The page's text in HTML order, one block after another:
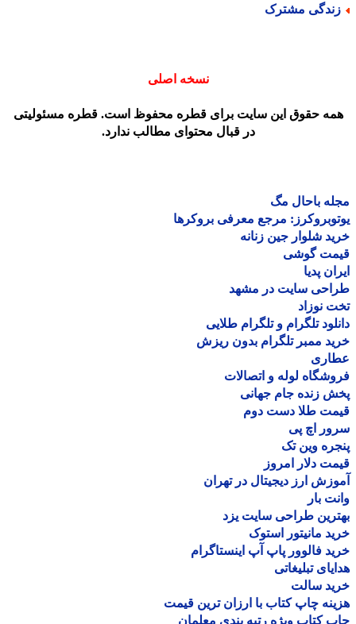
مشترک
نسخه اصلی
حقوق این سایت برای قطره محفوظ است. قطره مسئولیتی
در قبال محتوای مطالب ندارد.
باحال مگ
مرجع معرفی بروکرها
شلوار جین زنانه
گوشی
پدیا
سایت در مشهد
نوزاد
تلگرام و تلگرام طلایی
ممبر تلگرام بدون ریزش
لوله و اتصالات
زنده جام جهانی
طلا دست دوم
اچ پی
وین تک
دلار امروز
ارز دیجیتال در تهران
بار
طراحی سایت یزد
مانیتور استوک
فالوور پاپ آپ اینستاگرام
تبلیغاتی
سالت
چاپ کتاب با ارزان ترین قیمت
کتاب ویژه رتبه بندی معلمان